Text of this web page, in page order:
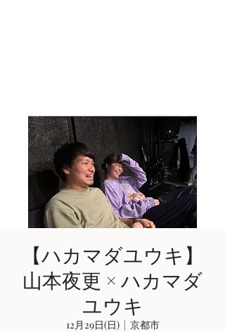
【ハカマダユウキ】
山本夜更 × ハカマダ
ユウキ
12月29日(日)
  |
京都市